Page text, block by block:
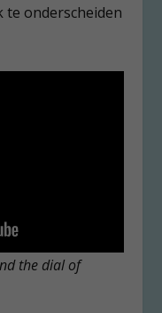
te onderscheiden
the dial of